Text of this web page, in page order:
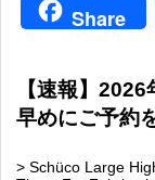
Share
【速報】
早めにご予約
> Schüco Large